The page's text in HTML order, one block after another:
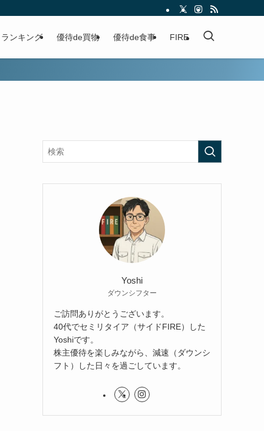
ランキング 優待de買物 優待de食事 FIRE
Yoshi
ダウンシフター
ご訪問ありがとうございます。
40代でセミリタイア（サイドFIRE）した
Yoshiです。
株主優待を楽しみながら、減速（ダウンシ
フト）した日々を過ごしています。